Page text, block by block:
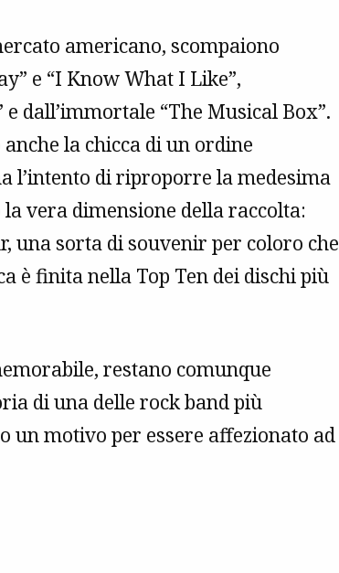
americano, scompaiono
e “I Know What I Like”,
dall’immortale “The Musical Box”.
la chicca di un ordine
l’intento di riproporre la medesima
vera dimensione della raccolta:
una sorta di souvenir per coloro che
è finita nella Top Ten dei dischi più
restano comunque
di una delle rock band più
un motivo per essere affezionato ad